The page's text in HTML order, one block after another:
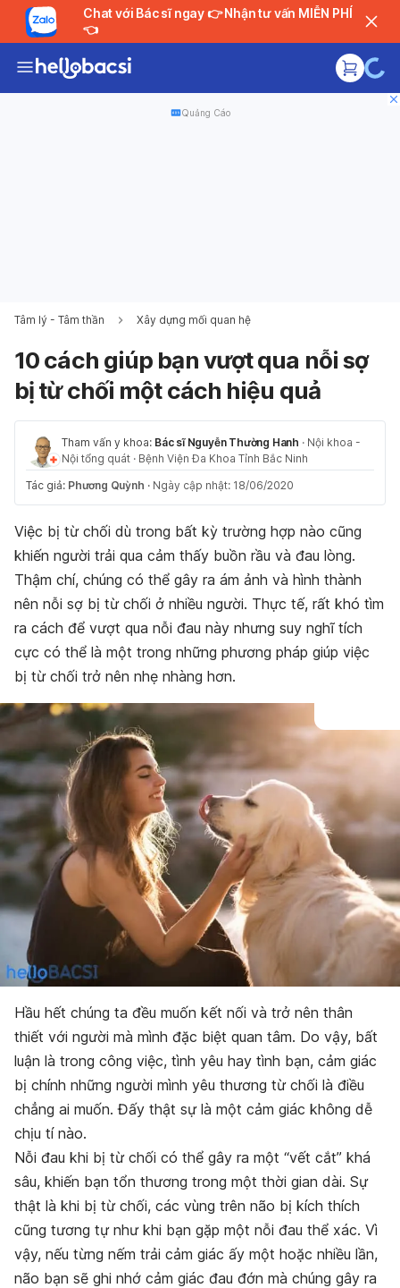
Chat với Bác sĩ ngay 👉 Nhận tư vấn MIỄN PHÍ
👈
Quảng Cáo
Tâm lý - Tâm thần Xây dựng mối quan hệ
10 cách giúp bạn vượt qua nỗi sợ
bị từ chối một cách hiệu quả
Tham vấn y khoa: Bác sĩ Nguyễn Thường Hanh · Nội khoa -
Nội tổng quát · Bệnh Viện Đa Khoa Tỉnh Bắc Ninh
Tác giả: Phương Quỳnh · Ngày cập nhật: 18/06/2020
Việc bị từ chối dù trong bất kỳ trường hợp nào cũng
khiến người trải qua cảm thấy buồn rầu và đau lòng.
Thậm chí, chúng có thể gây ra ám ảnh và hình thành
nên nỗi sợ bị từ chối ở nhiều người. Thực tế, rất khó tìm
ra cách để vượt qua nỗi đau này nhưng suy nghĩ tích
cực có thể là một trong những phương pháp giúp việc
bị từ chối trở nên nhẹ nhàng hơn.
Hầu hết chúng ta đều muốn kết nối và trở nên thân
thiết với người mà mình đặc biệt quan tâm. Do vậy, bất
luận là trong công việc, tình yêu hay tình bạn, cảm giác
bị chính những người mình yêu thương từ chối là điều
chẳng ai muốn. Đấy thật sự là một cảm giác không dễ
chịu tí nào.
Nỗi đau khi bị từ chối có thể gây ra một “vết cắt” khá
sâu, khiến bạn tổn thương trong một thời gian dài. Sự
thật là khi bị từ chối, các vùng trên não bị kích thích
cũng tương tự như khi bạn gặp một nỗi đau thể xác. Vì
vậy, nếu từng nếm trải cảm giác ấy một hoặc nhiều lần,
não bạn sẽ ghi nhớ cảm giác đau đớn mà chúng gây ra